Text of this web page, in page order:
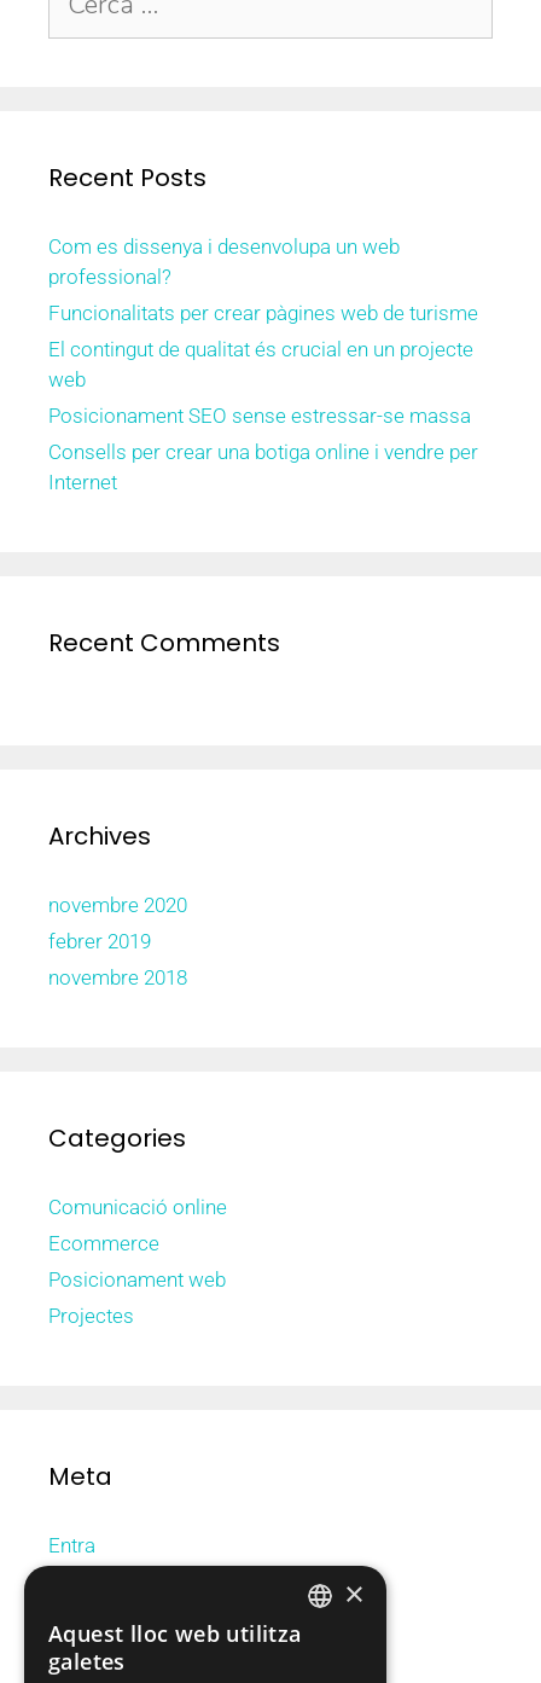
Recent Posts
Com es dissenya i desenvolupa un web
professional?
Funcionalitats per crear pàgines web de turisme
El contingut de qualitat és crucial en un projecte
web
Posicionament SEO sense estressar-se massa
Consells per crear una botiga online i vendre per
Internet
Recent Comments
Archives
novembre 2020
febrer 2019
novembre 2018
Categories
Comunicació online
Ecommerce
Posicionament web
Projectes
Meta
Entra
WordPress.org (en anglès)
×
Aquest lloc web utilitza
galetes